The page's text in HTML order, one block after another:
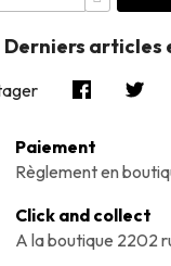
Derniers articles
Paiement
Règlement en
Click and collect
A la boutique 2202